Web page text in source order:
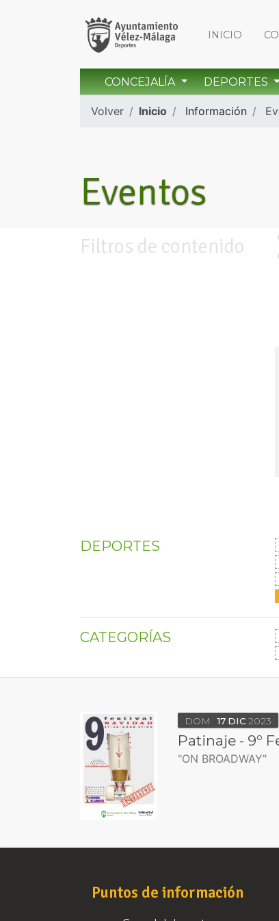
INICIO
CONCEJALÍA DEPORTES
Volver Inicio Información
Eventos
Filtros de contenido
DEPORTES
CATEGORÍAS
DOM 17 DIC 2023
Patinaje - 9º
"ON BROADWAY"
Puntos de información